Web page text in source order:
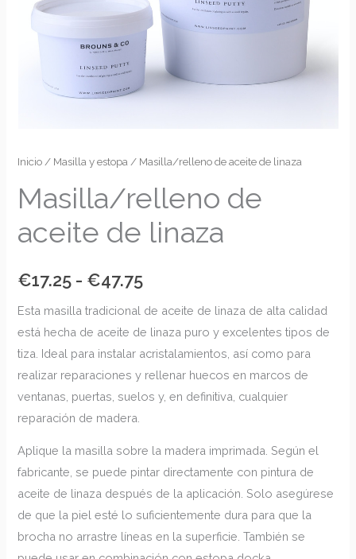
Inicio / Masilla y estopa / Masilla/relleno de aceite de linaza
Masilla/relleno de
aceite de linaza
€17.25 - €47.75
Rango
de
precios:
hasta
€47.75
Esta masilla tradicional de aceite de linaza de alta calidad
está hecha de aceite de linaza puro y excelentes tipos de
tiza. Ideal para instalar acristalamientos, así como para
realizar reparaciones y rellenar huecos en marcos de
ventanas, puertas, suelos y, en definitiva, cualquier
reparación de madera.
Aplique la masilla sobre la madera imprimada. Según el
fabricante, se puede pintar directamente con pintura de
aceite de linaza después de la aplicación. Solo asegúrese
de que la piel esté lo suficientemente dura para que la
brocha no arrastre líneas en la superficie. También se
Masilla/relleno
aceite
de